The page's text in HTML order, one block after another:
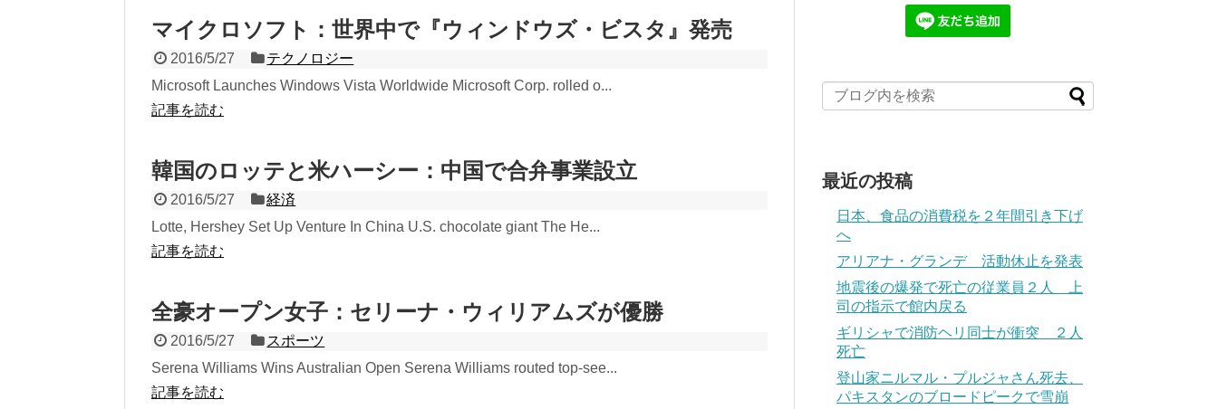
マイクロソフト：世界中で『ウィンドウズ・ビスタ』発売
2016/5/27
テクノロジー
Microsoft Launches Windows Vista Worldwide Microsoft Corp. rolled o...
記事を読む
韓国のロッテと米ハーシー：中国で合弁事業設立
2016/5/27
経済
Lotte, Hershey Set Up Venture In China U.S. chocolate giant The He...
記事を読む
全豪オープン女子：セリーナ・ウィリアムズが優勝
2016/5/27
スポーツ
Serena Williams Wins Australian Open Serena Williams routed top-see...
記事を読む
最近の投稿
日本、食品の消費税を２年間引き下げ
へ
アリアナ・グランデ 活動休止を発表
地震後の爆発で死亡の従業員２人 上
司の指示で館内戻る
ギリシャで消防ヘリ同士が衝突 ２人
死亡
登山家ニルマル・プルジャさん死去、
パキスタンのブロードピークで雪崩